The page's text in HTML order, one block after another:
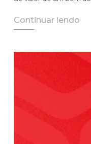
Continuar lendo